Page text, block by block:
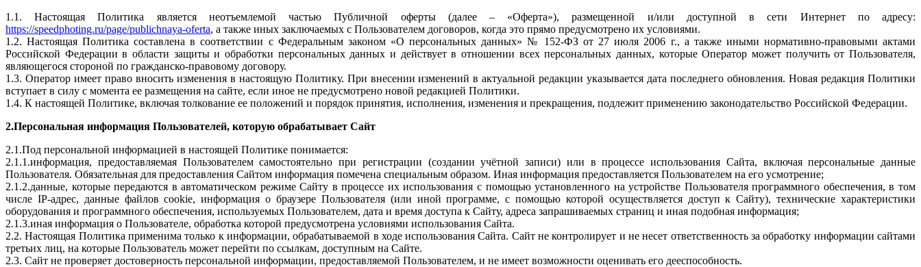
1.1. Настоящая Политика является неотъемлемой частью Публичной оферты (далее – «Оферта»), размещенной и/или доступной в сети Интернет по адресу:
https://speedphoting.ru/page/publichnaya-oferta, а также иных заключаемых с Пользователем договоров, когда это прямо предусмотрено их условиями.
1.2. Настоящая Политика составлена в соответствии с Федеральным законом «О персональных данных» № 152-ФЗ от 27 июля 2006 г., а также иными нормативно-правовыми актами
Российской Федерации в области защиты и обработки персональных данных и действует в отношении всех персональных данных, которые Оператор может получить от Пользователя,
являющегося стороной по гражданско-правовому договору.
1.3. Оператор имеет право вносить изменения в настоящую Политику. При внесении изменений в актуальной редакции указывается дата последнего обновления. Новая редакция Политики
вступает в силу с момента ее размещения на сайте, если иное не предусмотрено новой редакцией Политики.
1.4. К настоящей Политике, включая толкование ее положений и порядок принятия, исполнения, изменения и прекращения, подлежит применению законодательство Российской Федерации.
2.Персональная информация Пользователей, которую обрабатывает Сайт
2.1.Под персональной информацией в настоящей Политике понимается:
2.1.1.информация, предоставляемая Пользователем самостоятельно при регистрации (создании учётной записи) или в процессе использования Сайта, включая персональные данные
Пользователя. Обязательная для предоставления Сайтом информация помечена специальным образом. Иная информация предоставляется Пользователем на его усмотрение;
2.1.2.данные, которые передаются в автоматическом режиме Сайту в процессе их использования с помощью установленного на устройстве Пользователя программного обеспечения, в том
числе IP-адрес, данные файлов cookie, информация о браузере Пользователя (или иной программе, с помощью которой осуществляется доступ к Сайту), технические характеристики
оборудования и программного обеспечения, используемых Пользователем, дата и время доступа к Сайту, адреса запрашиваемых страниц и иная подобная информация;
2.1.3.иная информация о Пользователе, обработка которой предусмотрена условиями использования Сайта.
2.2. Настоящая Политика применима только к информации, обрабатываемой в ходе использования Сайта. Сайт не контролирует и не несет ответственность за обработку информации сайтами
третьих лиц, на которые Пользователь может перейти по ссылкам, доступным на Сайте.
2.3. Сайт не проверяет достоверность персональной информации, предоставляемой Пользователем, и не имеет возможности оценивать его дееспособность.